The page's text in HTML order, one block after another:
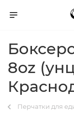
8oz
Перчатки для